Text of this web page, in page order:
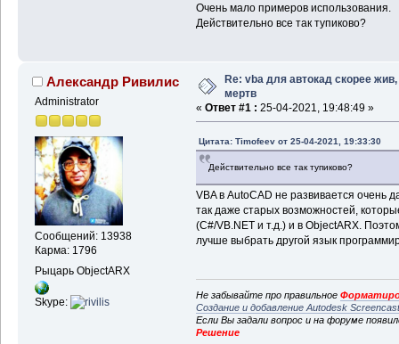
Очень мало примеров использования.
Действительно все так тупиково?
Александр Ривилис
Administrator
Сообщений: 13938
Карма: 1796
Рыцарь ObjectARX
Skype:
Re: vba для автокад скорее
мертв
« Ответ #1 : 25-04-2021, 19:48:49 »
Цитата: Timofeev от 25-04-2021, 19:33:30
Действительно все так тупиково?
VBA в AutoCAD не развивается очень
так даже старых возможностей,
(C#/VB.NET и т.д.) и в ObjectARX.
лучше выбрать другой язык
Не забывайте про правильное
Создание и добавление Autodesk
Если Вы задали вопрос и на форуме
Решение